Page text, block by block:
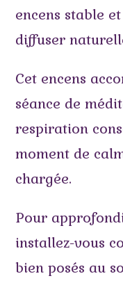
encens stable
diffuser
Cet encens
séance de
respiration
moment de
chargée.
Pour
installez-vous
bien posés au